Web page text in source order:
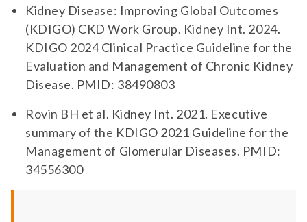
Kidney Disease: Improving Global Outcomes
(KDIGO) CKD Work Group. Kidney Int. 2024.
KDIGO 2024 Clinical Practice Guideline for the
Evaluation and Management of Chronic Kidney
Disease. PMID: 38490803
Rovin BH et al. Kidney Int. 2021. Executive
summary of the KDIGO 2021 Guideline for the
Management of Glomerular Diseases. PMID:
34556300